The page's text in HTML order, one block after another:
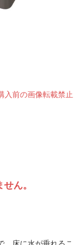
入前の画像転載禁止
ん。